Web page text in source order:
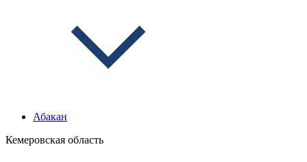
Абакан
Кемеровская область